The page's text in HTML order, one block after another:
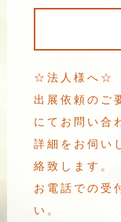
☆法人様へ☆
出展依頼のご
にてお問い合
詳細をお伺い
絡致します。
お電話での受
い。